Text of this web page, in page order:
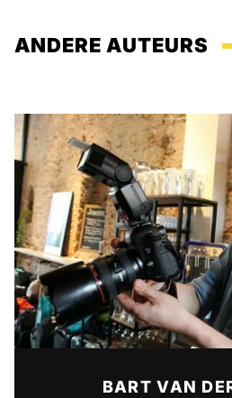
ANDERE AUTEURS
BART VAN